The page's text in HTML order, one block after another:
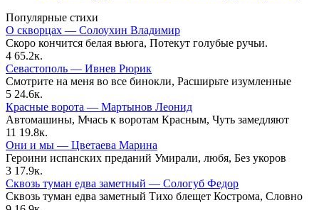
Популярные стихи
О скворцах — Солоухин Владимир
Скоро кончится белая вьюга, Потекут голубые ручьи.
4 65.2к.
Севастополь — Ивнев Рюрик
Смотрите на меня во все бинокли, Расширьте изумленные
5 24.6к.
Красные ворота — Мартынов Леонид
Автомашины, Мчась к воротам Красным, Чуть замедляют
11 19.8к.
Они и мы — Цветаева Марина
Героини испанских преданий Умирали, любя, Без укоров
3 17.9к.
Сквозь туман едва заметный — Сологуб Федор
Сквозь туман едва заметный Тихо блещет Кострома, Словно